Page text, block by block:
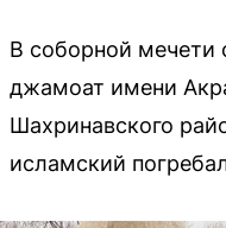
В соборной мечети
джамоат имени
Шахринавского
исламский